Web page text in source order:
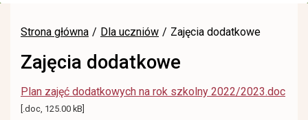
Strona główna Dla uczniów Zajęcia dodatkowe
Zajęcia dodatkowe
Plan zajęć dodatkowych na rok szkolny 2022/2023.doc
[.doc, 125.00 kB]